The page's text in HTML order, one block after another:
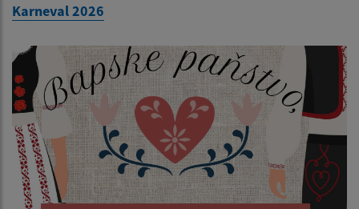
Karneval 2026